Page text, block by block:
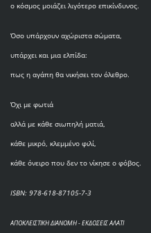
ο κόσμος μοιάζει λιγότερο επικίνδυνος.
Όσο υπάρχουν αχώριστα σώματα,
υπάρχει και μια ελπίδα:
πως η αγάπη θα νικήσει τον όλεθρο.
Όχι με φωτιά
αλλά με κάθε σιωπηλή ματιά,
κάθε μικρό, κλεμμένο φιλί,
κάθε όνειρο που δεν το νίκησε ο φόβος.
ISBN: 978-618-87105-7-3
ΑΠΟΚΛΕΙΣΤΙΚΗ ΔΙΑΝΟΜΗ - ΕΚΔΟΣΕΙΣ ΑΛΑΤΙ